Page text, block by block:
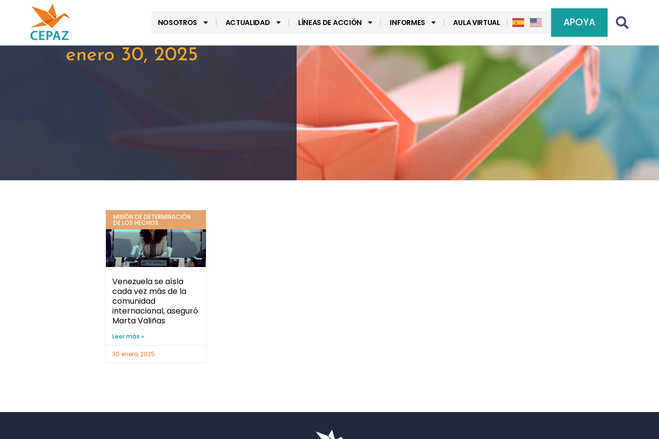
NOSOTROS ACTUALIDAD LÍNEAS DE ACCIÓN INFORMES AULA VIRTUAL APOYA
enero 30, 2025
MISIÓN DE DETERMINACIÓN
DE LOS HECHOS
Venezuela se aísla
cada vez más de la
comunidad
internacional, aseguró
Marta Valiñas
Leer más »
30 enero, 2025